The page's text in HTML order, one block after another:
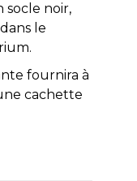
socle noir,
le
fournira à
cachette